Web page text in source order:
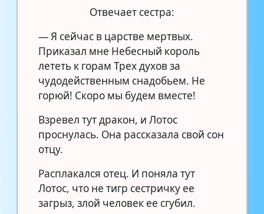
Отвечает сестра:
— Я сейчас в царстве мертвых.
Приказал мне Небесный король
лететь к горам Трех духов за
чудодейственным снадобьем. Не
горюй! Скоро мы будем вместе!
Взревел тут дракон, и Лотос
проснулась. Она рассказала свой сон
отцу.
Расплакался отец. И поняла тут
Лотос, что не тигр сестричку ее
загрыз, злой человек ее сгубил.